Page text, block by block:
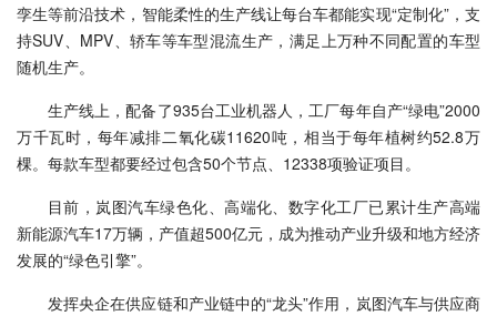
孪生等前沿技术，智能柔性的生产线让每台车都能实现“定制化”，支
持SUV、MPV、轿车等车型混流生产，满足上万种不同配置的车型
随机生产。
生产线上，配备了935台工业机器人，工厂每年自产“绿电”2000
万千瓦时，每年减排二氧化碳11620吨，相当于每年植树约52.8万
棵。每款车型都要经过包含50个节点、12338项验证项目。
目前，岚图汽车绿色化、高端化、数字化工厂已累计生产高端
新能源汽车17万辆，产值超500亿元，成为推动产业升级和地方经济
发展的“绿色引擎”。
发挥央企在供应链和产业链中的“龙头”作用，岚图汽车与供应商